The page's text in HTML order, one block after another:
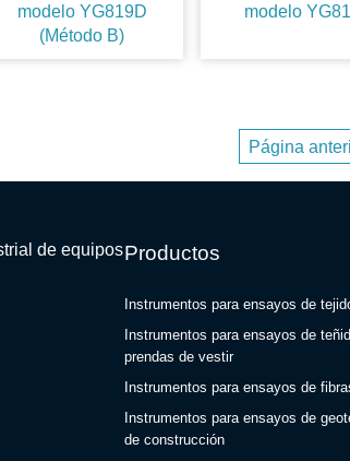
modelo YG819D
(Método B)
modelo
Página
de equiposProductos
Instrumentos para ensayos de
Instrumentos para ensayos de
prendas de vestir
Instrumentos para ensayos de
Instrumentos para ensayos de
de construcción